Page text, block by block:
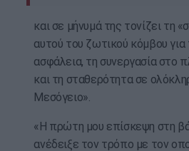
και σε μήνυμά της τονίζει τη
αυτού του ζωτικού κόμβου για
ασφάλεια, τη συνεργασία στο
και τη σταθερότητα σε
Μεσόγειο».
«Η πρώτη μου επίσκεψη στη
ανέδειξε τον τρόπο με τον